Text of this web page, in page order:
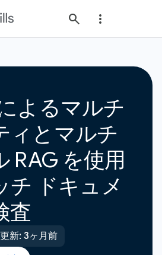
よるマルチ
ィとマルチ
RAG を使用
チ ドキュメ
査
更新: 3ヶ月前